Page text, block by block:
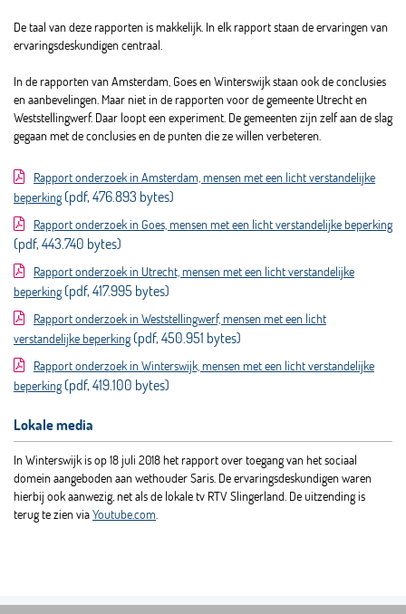
De taal van deze rapporten is makkelijk. In elk rapport staan de ervaringen van
ervaringsdeskundigen centraal.
In de rapporten van Amsterdam, Goes en Winterswijk staan ook de conclusies
en aanbevelingen. Maar niet in de rapporten voor de gemeente Utrecht en
Weststellingwerf. Daar loopt een experiment. De gemeenten zijn zelf aan de slag
gegaan met de conclusies en de punten die ze willen verbeteren.
Rapport onderzoek in Amsterdam, mensen met een licht verstandelijke
beperking (pdf, 476.893 bytes)
Rapport onderzoek in Goes, mensen met een licht verstandelijke beperking
(pdf, 443.740 bytes)
Rapport onderzoek in Utrecht, mensen met een licht verstandelijke
beperking (pdf, 417.995 bytes)
Rapport onderzoek in Weststellingwerf, mensen met een licht
verstandelijke beperking (pdf, 450.951 bytes)
Rapport onderzoek in Winterswijk, mensen met een licht verstandelijke
beperking (pdf, 419.100 bytes)
Lokale media
In Winterswijk is op 18 juli 2018 het rapport over toegang van het sociaal
domein aangeboden aan wethouder Saris. De ervaringsdeskundigen waren
hierbij ook aanwezig, net als de lokale tv RTV Slingerland. De uitzending is
terug te zien viaYoutube.com